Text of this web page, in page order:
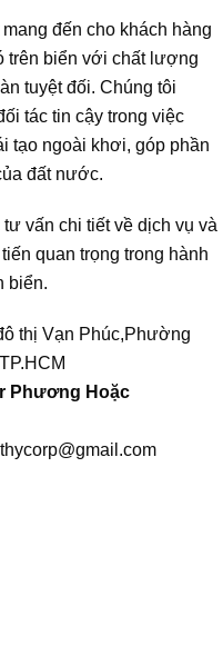
đến cho khách hàng
trên biển với chất lượng
tuyệt đối. Chúng tôi
tác tin cậy trong việc
tạo ngoài khơi, góp phần
đất nước.
vấn chi tiết về dịch vụ và
quan trọng trong hành
biển.
thị Vạn Phúc,Phường
Phương Hoặc